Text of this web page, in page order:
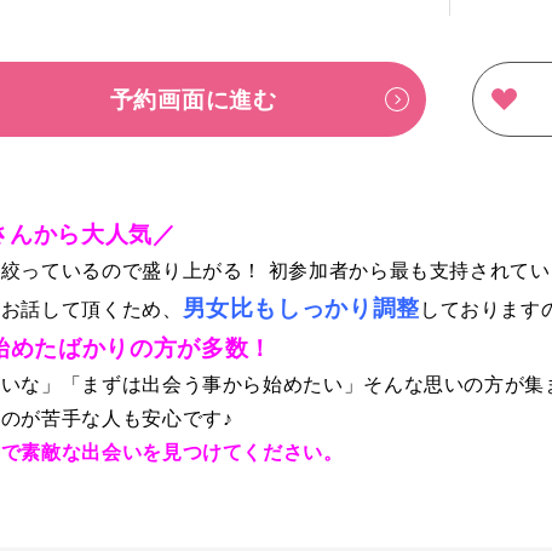
予約画面に進む
んから大人気／
っているので盛り上がる！ 初参加者から最も支持されて
話して頂くため、 男女比もしっかり調整 しております
たばかりの方が多数！
いな」「まずは出会う事から始めたい」そんな思いの方が
が苦手な人も安心です♪
素敵な出会いを見つけてください。